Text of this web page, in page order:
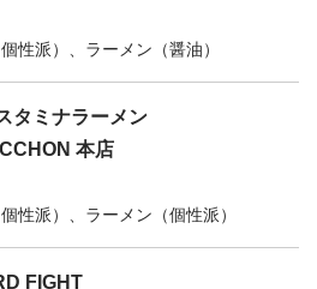
性派）、ラーメン（醤油）
タミナラーメン
本店
性派）、ラーメン（個性派）
FIGHT